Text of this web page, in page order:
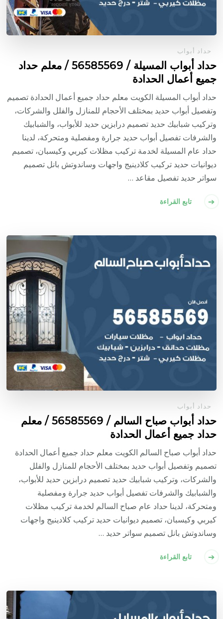
حداد أبواب
حداد أبواب المسيلة / 56585569 / معلم حداد
جميع أعمال الحدادة
حداد أبواب المسيلة الكويت معلم حداد جميع أعمال الحدادة تصميم
وتفصيل أبواب حديد بمختلف الأحجام للمنازل والفلل والشركات،
وتركيب شبابيك حديد تصميم درابزين حديد للأبواب، والشبابيك
والشرفات تفصيل أبواب حديد جرارة ومفصلية ومتحركة، لدينا
حداد عام المسيلة لخدمة تركيب مظلات كيربي وكيسبان، تصميم
ديوانيات حديد تركيب كلادينيج واجهات وساندوتش بانل تصميم
سواتر حديد تفصيل مقاعد …
تابع القراءة
حداد أبواب
حداد أبواب صباح السالم / 56585569 / معلم
حداد جميع أعمال الحدادة
حداد أبواب صباح السالم الكويت معلم حداد جميع أعمال الحدادة
تصميم وتفصيل أبواب حديد بمختلف الأحجام للمنازل والفلل
والشركات، وتركيب شبابيك حديد تصميم درابزين حديد للأبواب،
والشبابيك والشرفات تفصيل أبواب حديد جرارة ومفصلية
ومتحركة، لدينا حداد عام صباح السالم لخدمة تركيب مظلات
كيربي وكيسبان، تصميم ديوانيات حديد تركيب كلادينيج واجهات
وساندوتش بانل تصميم سواتر حديد …
تابع القراءة